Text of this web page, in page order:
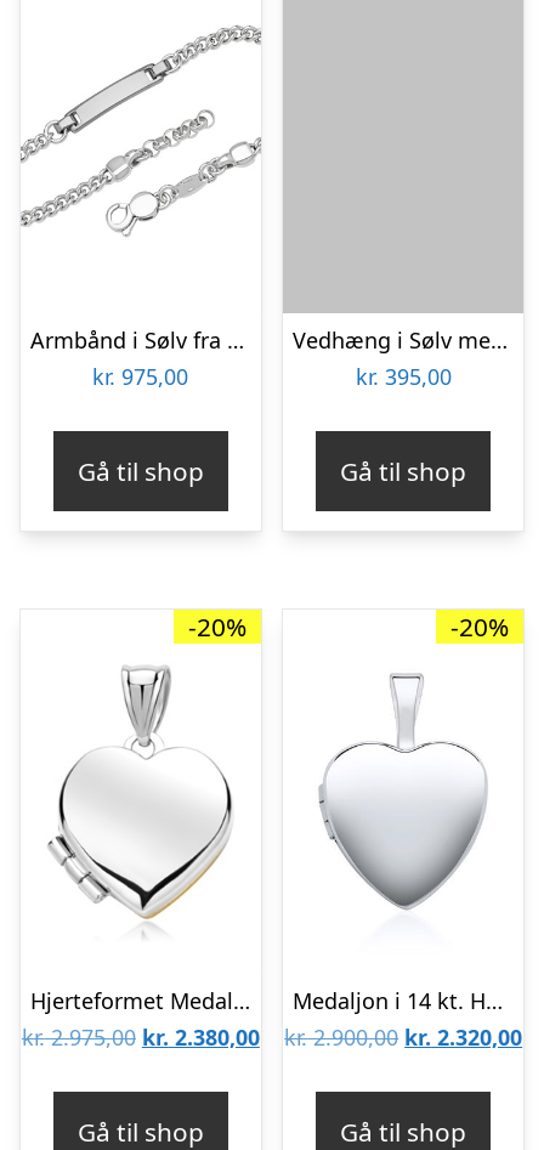
Armbånd i Sølv fra 17 til 20 cm – Mulighed for gravering
kr. 975,00
Gå til shop
Vedhæng i Sølv med Hest – Mulighed gravering
kr. 395,00
Gå til shop
-20%
Hjerteformet Medaljon i Guld og Hvidguld – Mulighed for gravering
kr.2.975,00 Den
kr. 2.380,00Den
Gå til shop
-20%
Medaljon i 14 kt. Hvidguld med Hjerte – Mulighed for gravering
kr.2.900,00 Den
kr. 2.320,00
Gå til shop